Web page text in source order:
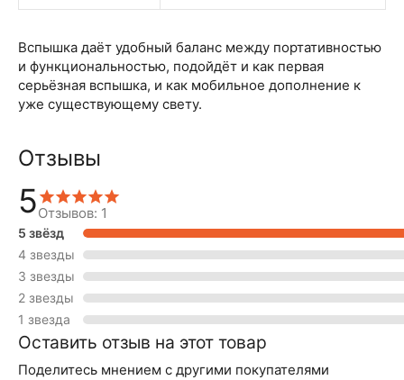
Вспышка даёт удобный баланс между портативностью
и функциональностью, подойдёт и как первая
серьёзная вспышка, и как мобильное дополнение к
уже существующему свету.
Отзывы
5Отзывов: 1
5 звёзд
4 звезды
3 звезды
2 звезды
1 звезда
Оставить отзыв на этот товар
Поделитесь мнением с другими покупателями